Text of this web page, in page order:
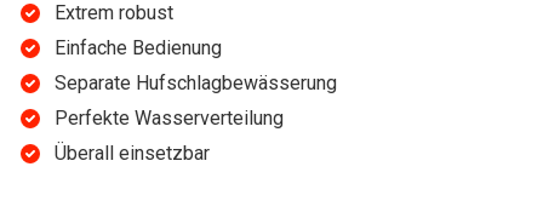
Extrem robust
Einfache Bedienung
Separate Hufschlagbewässerung
Perfekte Wasserverteilung
Überall einsetzbar